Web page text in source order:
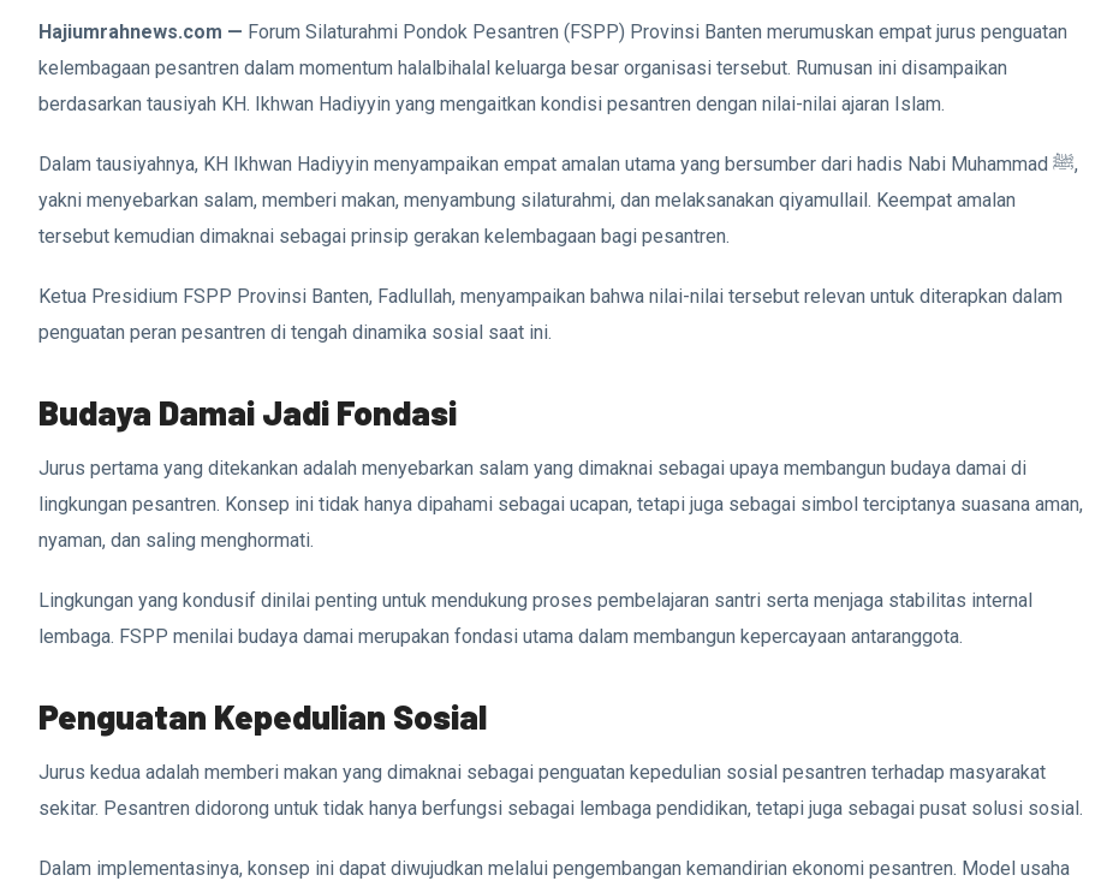
Hajiumrahnews.com — Forum Silaturahmi Pondok Pesantren (FSPP) Provinsi Banten merumuskan empat jurus penguatan
kelembagaan pesantren dalam momentum halalbihalal keluarga besar organisasi tersebut. Rumusan ini disampaikan
berdasarkan tausiyah KH. Ikhwan Hadiyyin yang mengaitkan kondisi pesantren dengan nilai-nilai ajaran Islam.
Dalam tausiyahnya, KH Ikhwan Hadiyyin menyampaikan empat amalan utama yang bersumber dari hadis Nabi Muhammad ﷺ,
yakni menyebarkan salam, memberi makan, menyambung silaturahmi, dan melaksanakan qiyamullail. Keempat amalan
tersebut kemudian dimaknai sebagai prinsip gerakan kelembagaan bagi pesantren.
Ketua Presidium FSPP Provinsi Banten, Fadlullah, menyampaikan bahwa nilai-nilai tersebut relevan untuk diterapkan dalam
penguatan peran pesantren di tengah dinamika sosial saat ini.
Budaya Damai Jadi Fondasi
Jurus pertama yang ditekankan adalah menyebarkan salam yang dimaknai sebagai upaya membangun budaya damai di
lingkungan pesantren. Konsep ini tidak hanya dipahami sebagai ucapan, tetapi juga sebagai simbol terciptanya suasana aman,
nyaman, dan saling menghormati.
Lingkungan yang kondusif dinilai penting untuk mendukung proses pembelajaran santri serta menjaga stabilitas internal
lembaga. FSPP menilai budaya damai merupakan fondasi utama dalam membangun kepercayaan antaranggota.
Penguatan Kepedulian Sosial
Jurus kedua adalah memberi makan yang dimaknai sebagai penguatan kepedulian sosial pesantren terhadap masyarakat
sekitar. Pesantren didorong untuk tidak hanya berfungsi sebagai lembaga pendidikan, tetapi juga sebagai pusat solusi sosial.
Dalam implementasinya, konsep ini dapat diwujudkan melalui pengembangan kemandirian ekonomi pesantren. Model usaha